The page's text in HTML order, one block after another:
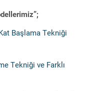
Başlama Tekniği
Tekniği ve Farklı